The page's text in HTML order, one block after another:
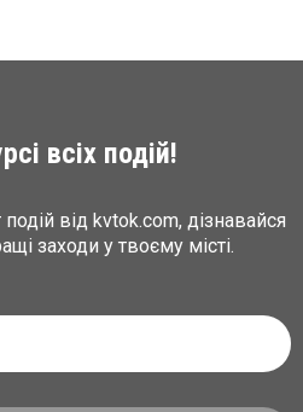
всіх подій!
від kvtok.com, дізнавайся
заходи у твоєму місті.